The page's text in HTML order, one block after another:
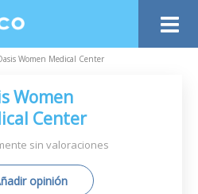
Women Medical Center
Women
Center
sin valoraciones
opinión